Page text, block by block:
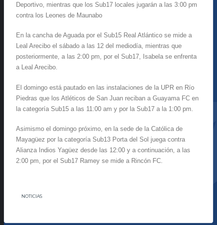
Deportivo, mientras que los Sub17 locales jugarán a las 3:00 pm
contra los Leones de Maunabo
En la cancha de Aguada por el Sub15 Real Atlántico se mide a
Leal Arecibo el sábado a las 12 del mediodía, mientras que
posteriormente, a las 2:00 pm, por el Sub17, Isabela se enfrenta
a Leal Arecibo.
El domingo está pautado en las instalaciones de la UPR en Río
Piedras que los Atléticos de San Juan reciban a Guayama FC en
la categoría Sub15 a las 11:00 am y por la Sub17 a la 1:00 pm.
Asimismo el domingo próximo, en la sede de la Católica de
Mayagüez por la categoría Sub13 Porta del Sol juega contra
Alianza Indios Yagüez desde las 12:00 y a continuación, a las
2:00 pm, por el Sub17 Ramey se mide a Rincón FC.
NOTICIAS